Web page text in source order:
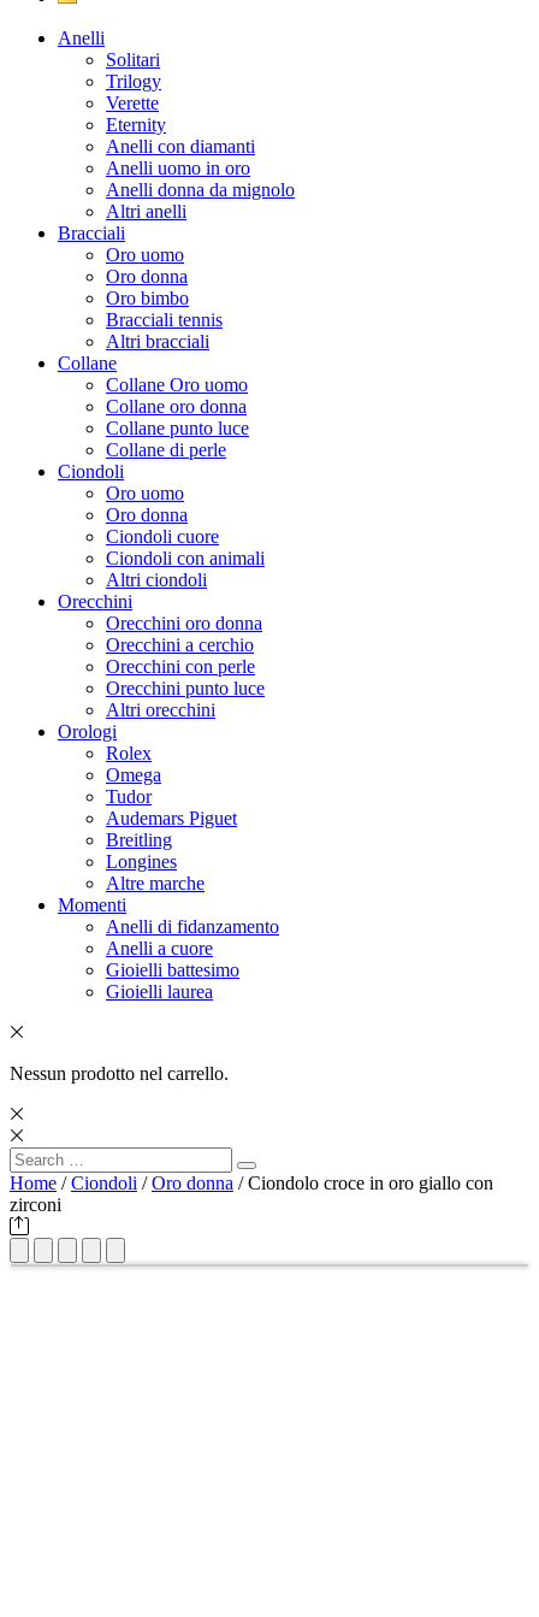
Anelli
Solitari
Trilogy
Verette
Eternity
Anelli con diamanti
Anelli uomo in oro
Anelli donna da mignolo
Altri anelli
Bracciali
Oro uomo
Oro donna
Oro bimbo
Bracciali tennis
Altri bracciali
Collane
Collane Oro uomo
Collane oro donna
Collane punto luce
Collane di perle
Ciondoli
Oro uomo
Oro donna
Ciondoli cuore
Ciondoli con animali
Altri ciondoli
Orecchini
Orecchini oro donna
Orecchini a cerchio
Orecchini con perle
Orecchini punto luce
Altri orecchini
Orologi
Rolex
Omega
Tudor
Audemars Piguet
Breitling
Longines
Altre marche
Momenti
Anelli di fidanzamento
Anelli a cuore
Gioielli battesimo
Gioielli laurea
Nessun prodotto nel carrello.
Search
for:
Search
Home /Ciondoli /Oro donna / Ciondolo croce in oro giallo con
zirconi